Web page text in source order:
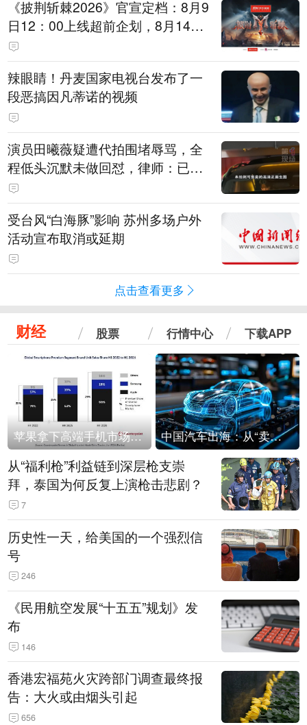
《披荆斩棘2026》官宣定档：8月9
日12：00上线超前企划，8月14日
初见面直播，8月15日、16日两天
进行初舞台直播
辣眼睛！丹麦国家电视台发布了一
段恶搞因凡蒂诺的视频
演员田曦薇疑遭代拍围堵辱骂，全
程低头沉默未做回怼，律师：已超
出公众人物应容忍的合理界限
受台风“白海豚”影响 苏州多场户外
活动宣布取消或延期
点击查看更多
财经 股票 行情中心 下载APP
苹果拿下高端手机市场65%的份额：iPhone 17系列功不可没 中国汽车出海：从“卖出去”到“走进去”
从“福利枪”利益链到深层枪支崇
拜，泰国为何反复上演枪击悲剧？
7
历史性一天，给美国的一个强烈信
号
246
《民用航空发展“十五五”规划》发
布
146
香港宏福苑火灾跨部门调查最终报
告：大火或由烟头引起
656